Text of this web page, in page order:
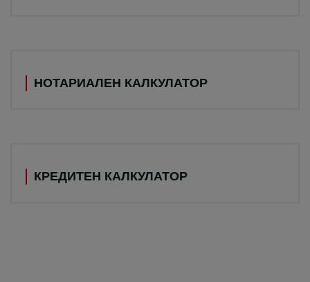
КРЕДИТЕН КАЛКУЛАТОР
НОТАРИАЛЕН КАЛКУЛАТОР